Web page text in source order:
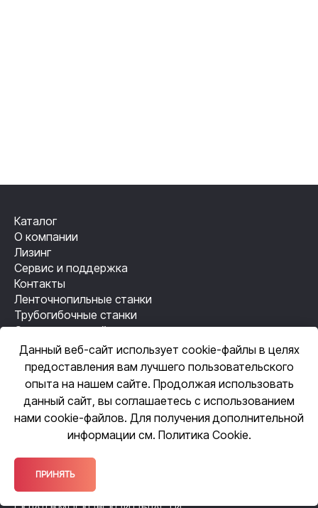
Каталог
О компании
Лизинг
Сервис и поддержка
Контакты
Ленточнопильные станки
Трубогибочные станки
Станки лазерной резки
Резьбонакатные станки
Механизация сварки
Автоматизация сварки
ЦЕНТРАЛЬНЫЙ ОФИС
109518, Москва, ул. Грайвороновская,
ОФИС ПРОДАЖ
140105, Московская обл., Раменское,
ул. Чугунова, 38А
Данный веб-сайт использует cookie-файлы в целях
предоставления вам лучшего пользовательского
опыта на нашем сайте. Продолжая использовать
данный сайт, вы соглашаетесь с использованием
нами cookie-файлов. Для получения дополнительной
информации см. Политика Cookie.
ПРИНЯТЬ